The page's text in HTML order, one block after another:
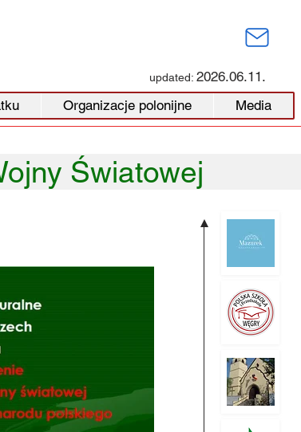
updated: 2026.06.11.
Organizacje polonijne Media
Światowej